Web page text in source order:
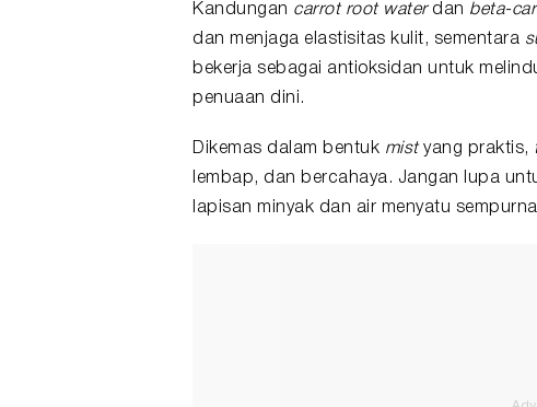
Kandungan carrot root waterdan beta-
dan menjaga elastisitas kulit, sementara
bekerja sebagai antioksidan untuk
penuaan dini.
Dikemas dalam bentuk mistyang praktis,
lembap, dan bercahaya. Jangan lupa
lapisan minyak dan air menyatu